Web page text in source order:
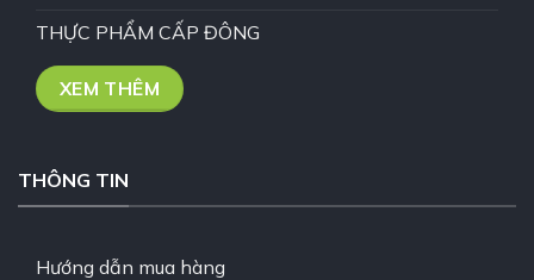
THỰC PHẨM CẤP ĐÔNG
XEM THÊM
THÔNG TIN
Hướng dẫn mua hàng